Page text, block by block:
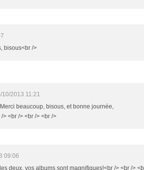
bisous<br />
10/2013 11:21
beaucoup, bisous, et bonne journée,
> <br /> <br /> <br />
09:06
deux, vos albums sont magnifiques!<br /> <br />